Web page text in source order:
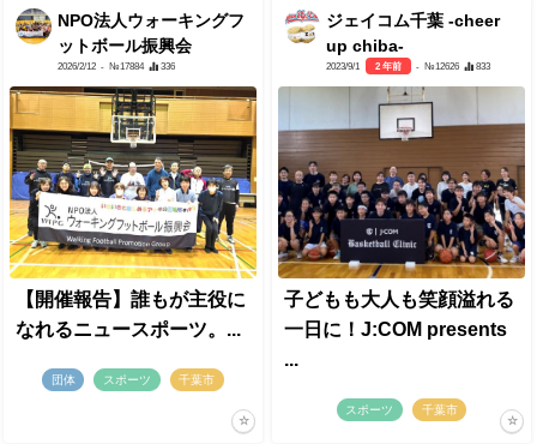
NPO法人ウォーキングフ
ットボール振興会
2026/2/12 - №17884 336
【開催報告】誰もが主役に
なれるニュースポーツ。...
団体 スポーツ 千葉市
ジェイコム千葉 -cheer
up chiba-
2023/9/1 2 年前 - №12626 833
子どもも大人も笑顔溢れる
一日に！J:COM presents
...
スポーツ 千葉市